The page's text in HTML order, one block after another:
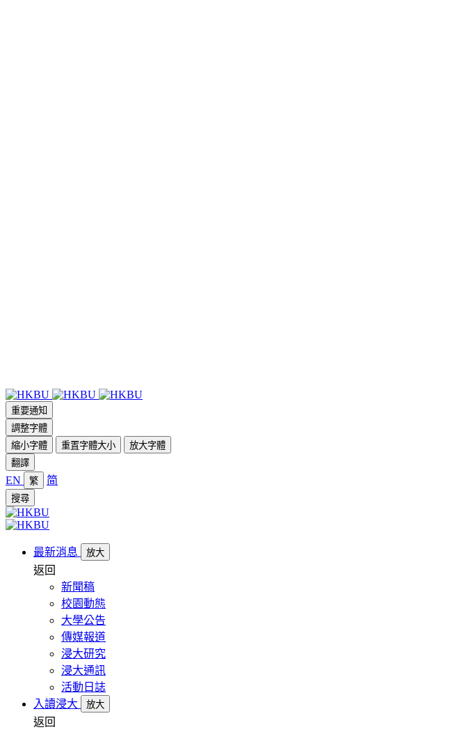
重要通知
調整字體
縮小字體
重置字體大小
放大字體
翻譯
EN 繁 简
搜尋
最新消息 放大
返回
新聞稿
校園動態
大學公告
傳媒報道
浸大研究
浸大通訊
活動日誌
入讀浸大
放大
返回